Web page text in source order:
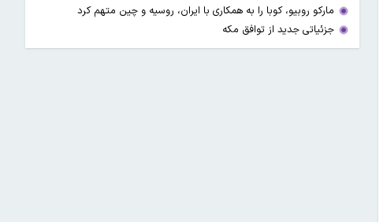
مارکو روبیو، کوبا را به همکاری با ایران، روسیه و چین متهم کرد
جزئیاتی جدید از توافق مکه